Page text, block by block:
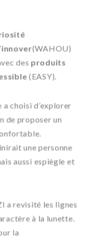
(WAHOU)
des produits
(EASY).
choisi d’explorer
de proposer un
une personne
aussi espiègle et
a revisité les lignes
à la lunette.
la